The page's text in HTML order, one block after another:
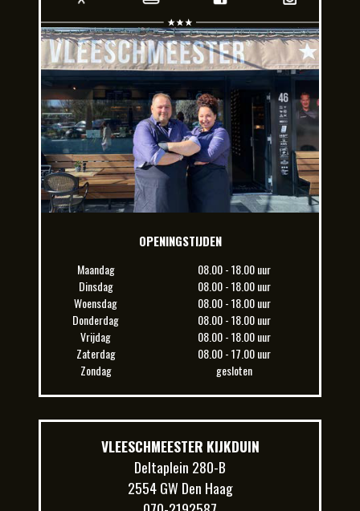
OPENINGSTIJDEN
Maandag
08.00 - 18.00 uur
Dinsdag
08.00 - 18.00 uur
Woensdag
08.00 - 18.00 uur
Donderdag
08.00 - 18.00 uur
Vrijdag
08.00 - 18.00 uur
Zaterdag
08.00 - 17.00 uur
Zondag
gesloten
VLEESCHMEESTER KIJKDUIN
Deltaplein 280-B
2554 GW Den Haag